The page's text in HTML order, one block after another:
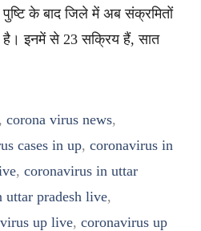
पुष्टि के बाद जिले में अब संक्रमितों
है। इनमें से 23 सक्रिय हैं, सात
corona virus news,
cases in up, coronavirus in
, coronavirus in uttar
uttar pradesh live,
up live, coronavirus up